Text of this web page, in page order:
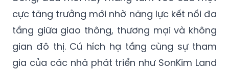
cực tăng trưởng mới nhờ năng lực kết nối đa
tầng giữa giao thông, thương mại và không
gian đô thị. Cú hích hạ tầng cùng sự tham
gia của các nhà phát triển như SonKim Land